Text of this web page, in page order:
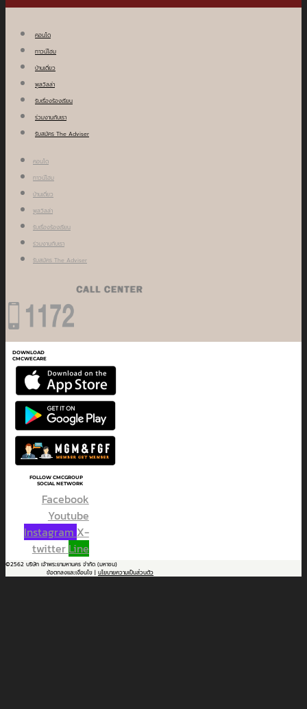
คอนโด
ทาวน์โฮม
บ้านเดี่ยว
พูลวิลล่า
รับเรื่องร้องเรียน
ร่วมงานกับเรา
รับสมัคร The Adviser
คอนโด
ทาวน์โฮม
บ้านเดี่ยว
พูลวิลล่า
รับเรื่องร้องเรียน
ร่วมงานกับเรา
รับสมัคร The Adviser
DOWNLOAD
CMCWECARE
FOLLOW CMCGROUP
SOCIAL NETWORK
Facebook
Youtube
Instagram X-
twitter Line
©2562 บริษัท เจ้าพระยามหานคร จำกัด (มหาชน)
ข้อตกลงและเงื่อนไข | นโยบายความเป็นส่วนตัว